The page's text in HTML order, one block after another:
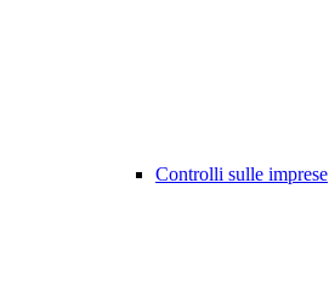
Controlli sulle imprese